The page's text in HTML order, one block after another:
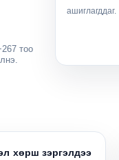
тоо
ашиглагддаг.
хөрш зэргэлдээ